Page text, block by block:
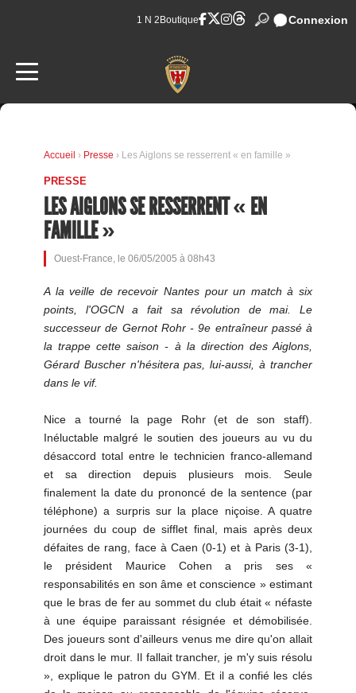
1 N 2 Boutique Connexion
Accueil › Presse › Les Aiglons se resserrent « en famille »
PRESSE
LES AIGLONS SE RESSERRENT « EN
FAMILLE »
Ouest-France, le 06/05/2005 à 08h43
A la veille de recevoir Nantes pour un match à six
points, l'OGCN a fait sa révolution de mai. Le
successeur de Gernot Rohr - 9e entraîneur passé à
la trappe cette saison - à la direction des Aiglons,
Gérard Buscher n'hésitera pas, lui-aussi, à trancher
dans le vif.
Nice a tourné la page Rohr (et de son staff).
Inéluctable malgré le soutien des joueurs au vu du
désaccord total entre le technicien franco-allemand
et sa direction depuis plusieurs mois. Seule
finalement la date du prononcé de la sentence (par
téléphone) a surpris sur la place niçoise. A quatre
journées du coup de sifflet final, mais après deux
défaites de rang, face à Caen (0-1) et à Paris (3-1),
le président Maurice Cohen a pris ses «
responsabilités en son âme et conscience » estimant
que le bras de fer au sommet du club était « néfaste
à une équipe paraissant résignée et démobilisée.
Des joueurs sont d'ailleurs venus me dire qu'on allait
droit dans le mur. Il fallait trancher, je m'y suis résolu
», explique le patron du GYM. Et il a confié les clés